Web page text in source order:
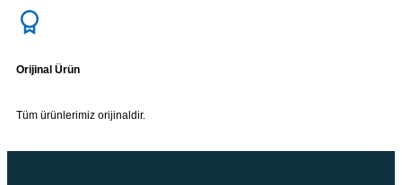
Orijinal Ürün
Tüm ürünlerimiz orijinaldir.